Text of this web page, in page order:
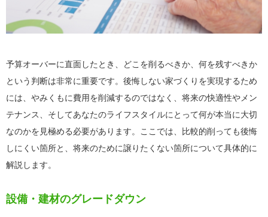
予算オーバーに直面したとき、どこを削るべきか、何を残すべきか
という判断は非常に重要です。後悔しない家づくりを実現するため
には、やみくもに費用を削減するのではなく、将来の快適性やメン
テナンス、そしてあなたのライフスタイルにとって何が本当に大切
なのかを見極める必要があります。ここでは、比較的削っても後悔
しにくい箇所と、将来のために譲りたくない箇所について具体的に
解説します。
設備・建材のグレードダウン